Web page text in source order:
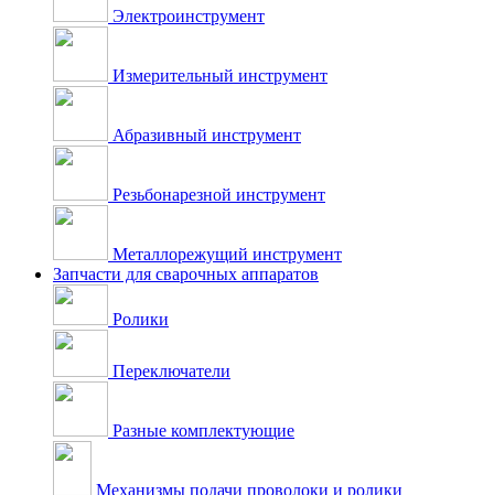
Электроинструмент
Измерительный инструмент
Абразивный инструмент
Резьбонарезной инструмент
Металлорежущий инструмент
Запчасти для сварочных аппаратов
Ролики
Переключатели
Разные комплектующие
Механизмы подачи проволоки и ролики